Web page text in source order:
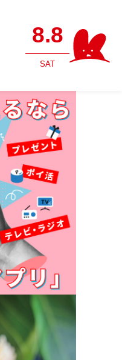
8.8
SAT